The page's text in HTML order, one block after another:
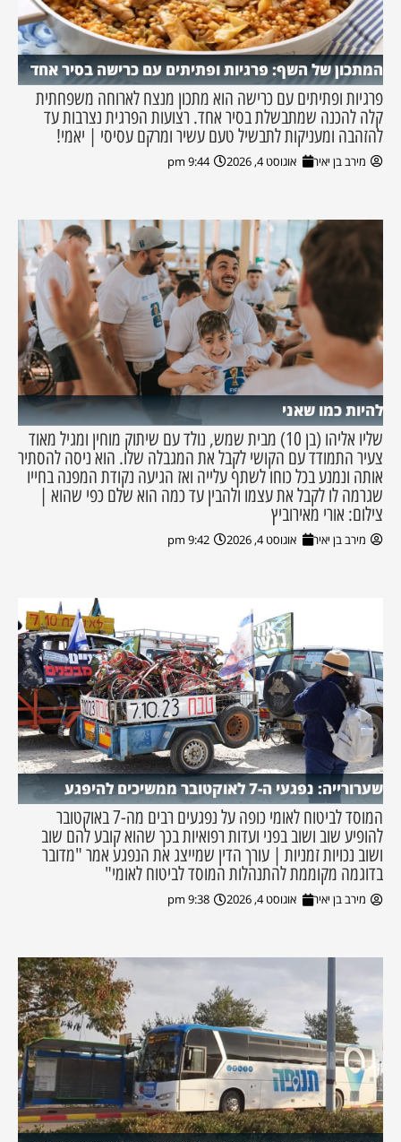
המתכון של השף: פרגיות ופתיתים עם כרישה בסיר אחד
פרגיות ופתיתים עם כרישה הוא מתכון מנצח לארוחה משפחתית
קלה להכנה שמתבשלת בסיר אחד. רצועות הפרגית נצרבות עד
להזהבה ומעניקות לתבשיל טעם עשיר ומרקם עסיסי | יאמי!
מירב בן יאיר אוגוסט 4, 2026 9:44 pm
להיות כמו שאני
שליו אליהו (בן 10) מבית שמש, נולד עם שיתוק מוחין ומגיל מאוד
צעיר התמודד עם הקושי לקבל את המגבלה שלו. הוא ניסה להסתיר
אותה ונמנע בכל כוחו לשתף עלייה ואז הגיעה נקודת המפנה בחייו
שגרמה לו לקבל את עצמו ולהבין עד כמה הוא שלם כפי שהוא |
צילום: אורי מאירוביץ
מירב בן יאיר אוגוסט 4, 2026 9:42 pm
שערורייה: נפגעי ה-7 לאוקטובר ממשיכים להיפגע
המוסד לביטוח לאומי כופה על נפגעים רבים מה-7 באוקטובר
להופיע שוב ושוב בפני ועדות רפואיות בכך שהוא קובע להם שוב
ושוב נכויות זמניות | עורך הדין שמייצג את הנפגע אמר "מדובר
בדוגמה מקוממת להתנהלות המוסד לביטוח לאומי"
מירב בן יאיר אוגוסט 4, 2026 9:38 pm